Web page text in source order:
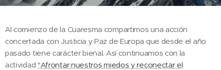
Al comienzo de la Cuaresma compartimos una acción
concertada con Justicia y Paz de Europa que desde el año
pasado tiene carácter bienal. Así continuamos con la
actividad "Afrontar nuestros miedos y reconectar el